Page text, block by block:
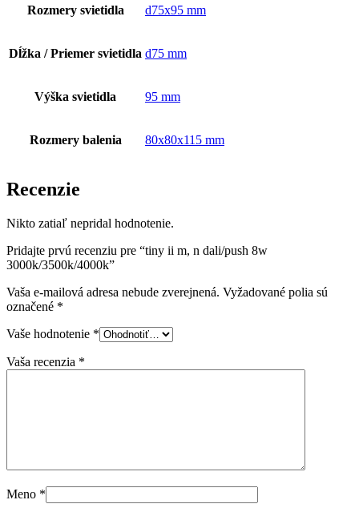
Rozmery svietidla d75x95 mm
Dĺžka / Priemer svietidla d75 mm
Výška svietidla 95 mm
Rozmery balenia 80x80x115 mm
Recenzie
Nikto zatiaľ nepridal hodnotenie.
Pridajte prvú recenziu pre “tiny ii m, n dali/push 8w
3000k/3500k/4000k”
Vaša e-mailová adresa nebude zverejnená. Vyžadované polia sú
označené *
Vaše hodnotenie *
Vaša recenzia *
Meno *